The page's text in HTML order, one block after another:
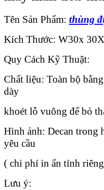
Tên Sản Phẩm: thùng
Kích Thước: W30x
Quy Cách Kỹ Thuật:
Chất liệu: Toàn bộ
dày
khoét lỗ vuông để bỏ
Hình ảnh: Decan trong
yêu cầu
( chi phí in ấn tính
Lưu ý: